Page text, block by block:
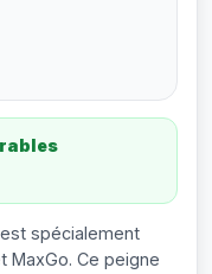
spécialement
MaxGo. Ce peigne